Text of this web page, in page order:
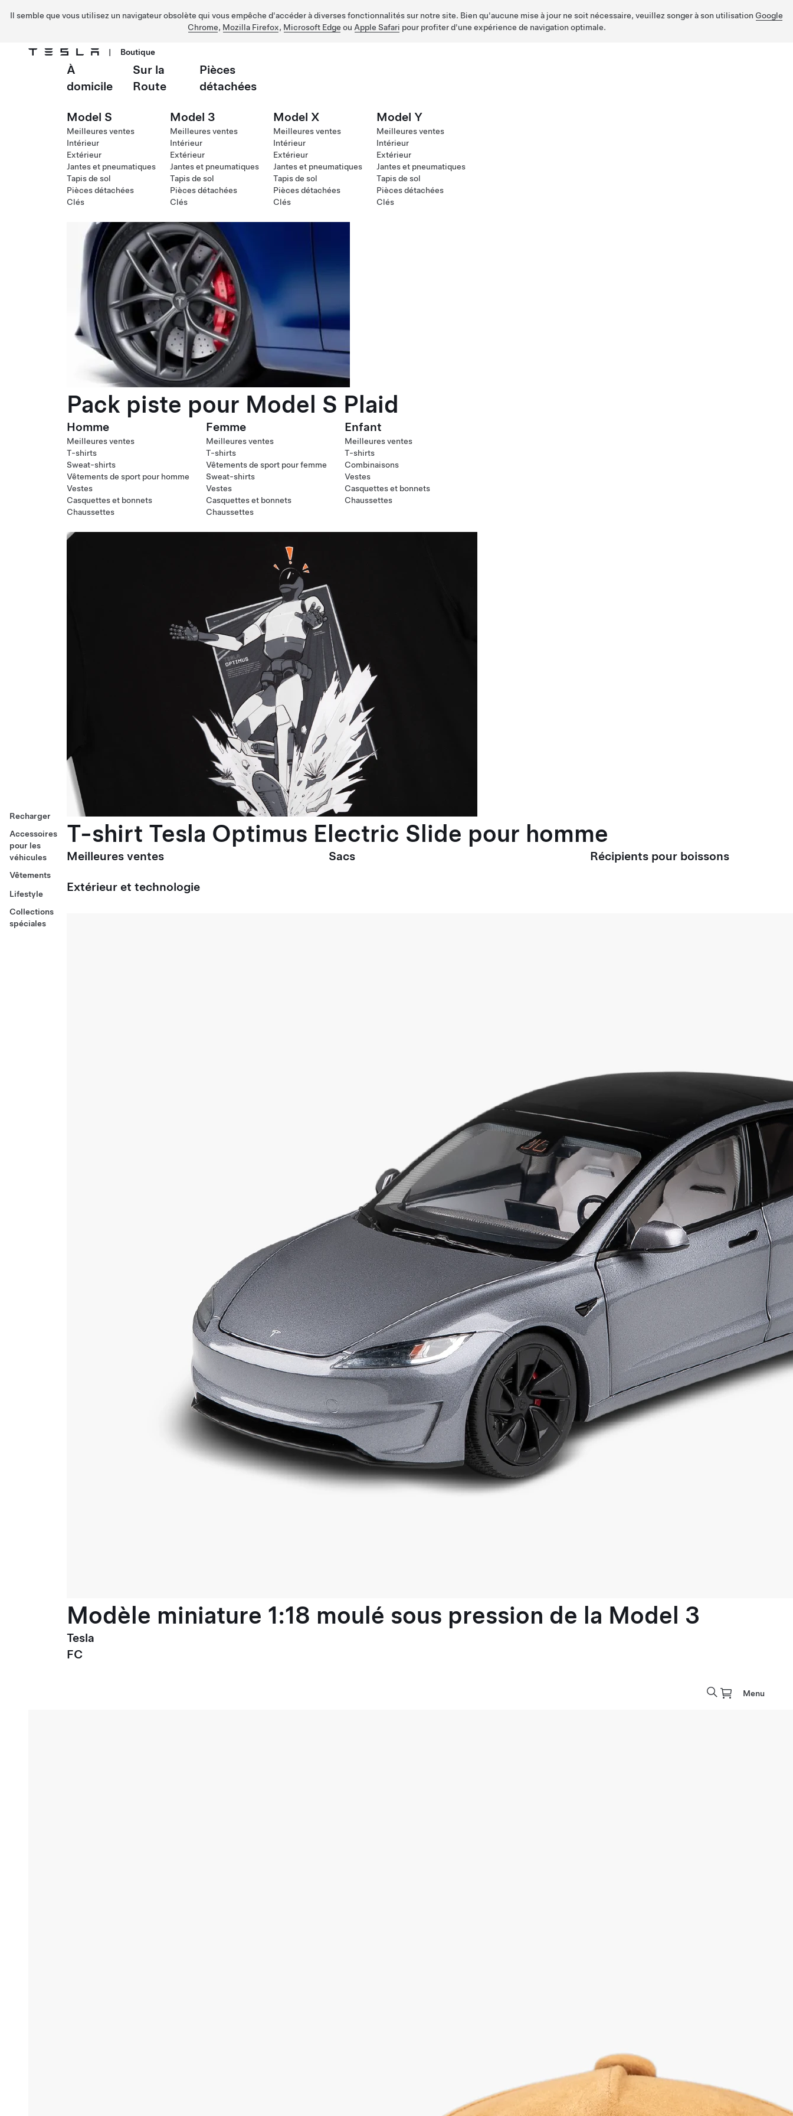
Il semble que vous utilisez un navigateur obsolète qui vous empêche d'accéder à diverses fonctionnalités sur notre site. Bien qu'aucune mise à jour ne soit nécessaire, veuillez songer à son utilisation Google
Chrome, Mozilla Firefox, Microsoft Edge ou Apple Safari pour profiter d'une expérience de navigation optimale.
Passer au contenu principal
| Boutique
Recharger
Accessoires
pour les
véhicules
Vêtements
Lifestyle
Collections
spéciales
À
domicile
Sur la
Route
Pièces
détachées
Model S
Meilleures ventes
Intérieur
Extérieur
Jantes et pneumatiques
Tapis de sol
Pièces détachées
Clés
Model 3
Meilleures ventes
Intérieur
Extérieur
Jantes et pneumatiques
Tapis de sol
Pièces détachées
Clés
Model X
Meilleures ventes
Intérieur
Extérieur
Jantes et pneumatiques
Tapis de sol
Pièces détachées
Clés
Model Y
Meilleures ventes
Intérieur
Extérieur
Jantes et pneumatiques
Tapis de sol
Pièces détachées
Clés
Pack piste pour Model S Plaid
Homme
Meilleures ventes
T-shirts
Sweat-shirts
Vêtements de sport pour homme
Vestes
Casquettes et bonnets
Chaussettes
Femme
Meilleures ventes
T-shirts
Vêtements de sport pour femme
Sweat-shirts
Vestes
Casquettes et bonnets
Chaussettes
Enfant
Meilleures ventes
T-shirts
Combinaisons
Vestes
Casquettes et bonnets
Chaussettes
T-shirt Tesla Optimus Electric Slide pour homme
Meilleures ventes Sacs Récipients pour boissons
Extérieur et technologie
Modèle miniature 1:18 moulé sous pression de la Model 3
Tesla
FC
Menu